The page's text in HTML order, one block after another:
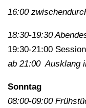
16:00
18:30-19:30
19:30-21:00
ab 21:00 Ausklang
Sonntag
08:00-09:00